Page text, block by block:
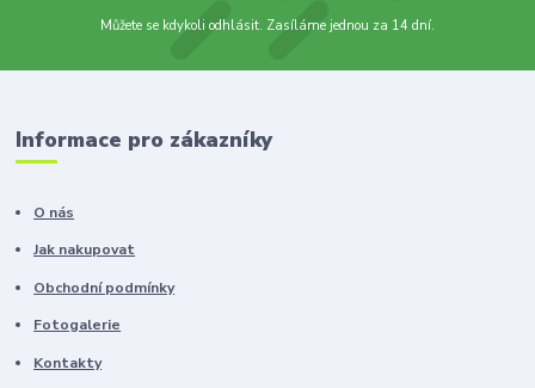
Můžete se kdykoli odhlásit. Zasíláme jednou za 14 dní.
Informace pro zákazníky
O nás
Jak nakupovat
Obchodní podmínky
Fotogalerie
Kontakty